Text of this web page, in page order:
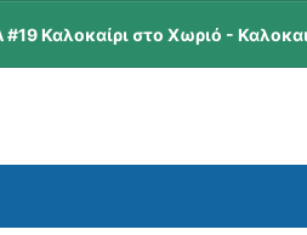
#19 Καλοκαίρι στο Χωριό -